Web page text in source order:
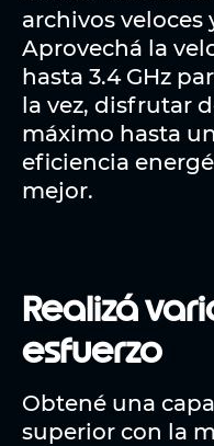
archivos veloces
Aprovechá la
hasta 3.4 GHz
la vez, disfrutar
máximo hasta
eficiencia
mejor.
Realizá
esfuerzo
Obtené una
superior con la